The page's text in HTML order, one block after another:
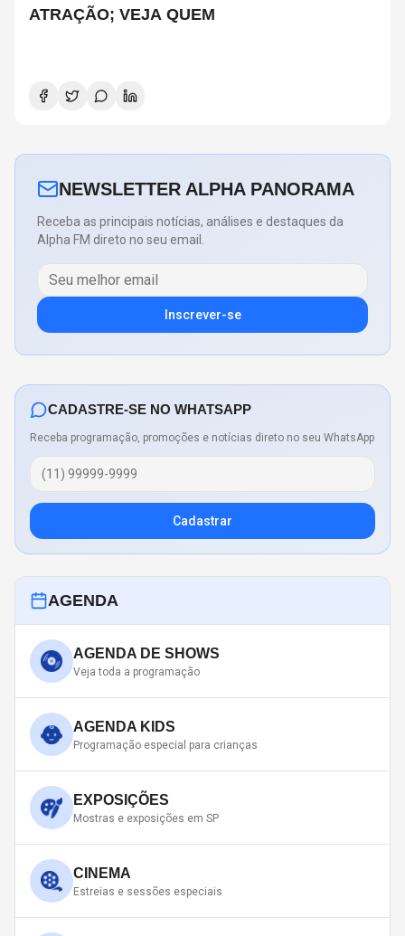
ATRAÇÃO; VEJA QUEM
NEWSLETTER ALPHA PANORAMA
Receba as principais notícias, análises e destaques da
Alpha FM direto no seu email.
Inscrever-se
CADASTRE-SE NO WHATSAPP
Receba programação, promoções e notícias direto no seu WhatsApp
Cadastrar
AGENDA
AGENDA DE SHOWS
Veja toda a programação
AGENDA KIDS
Programação especial para crianças
EXPOSIÇÕES
Mostras e exposições em SP
CINEMA
Estreias e sessões especiais